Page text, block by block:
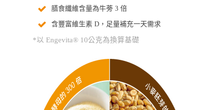
膳食纖維含量為牛蒡 3 倍
含豐富維生素 D，足量補充一天需求
*以 Engevita® 10公克為換算基礎